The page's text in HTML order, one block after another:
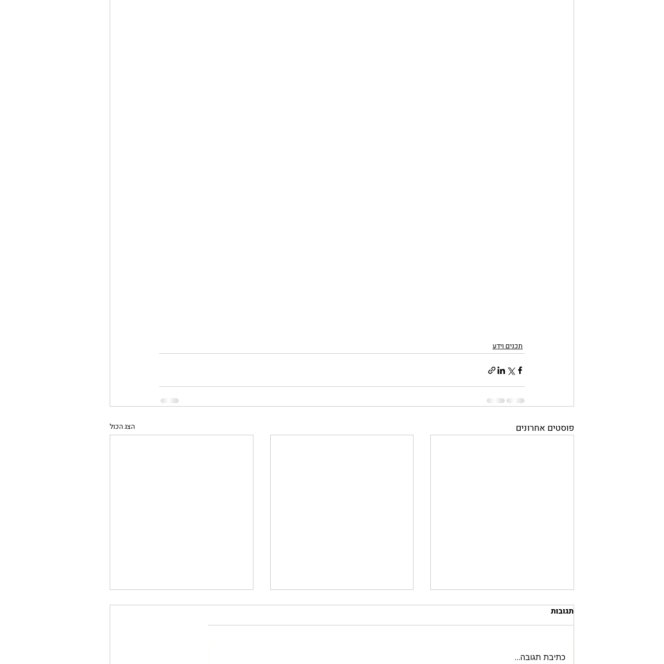
תכנים וידע
פוסטים אחרונים הצג הכול
השקת LCI ישראל
תגובות
כתיבת תגובה...